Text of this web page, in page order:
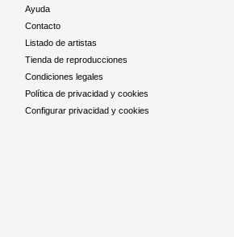
Ayuda
Contacto
Listado de artistas
Tienda de reproducciones
Condiciones legales
Política de privacidad y cookies
Configurar privacidad y cookies